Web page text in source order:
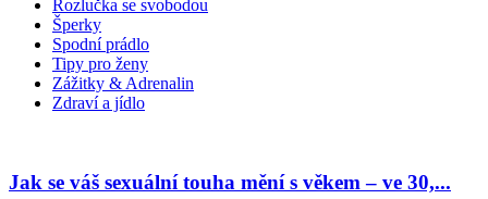
Rozlučka se svobodou
Šperky
Spodní prádlo
Tipy pro ženy
Zážitky & Adrenalin
Zdraví a jídlo
Jak se váš sexuální touha mění s věkem – ve 30,...